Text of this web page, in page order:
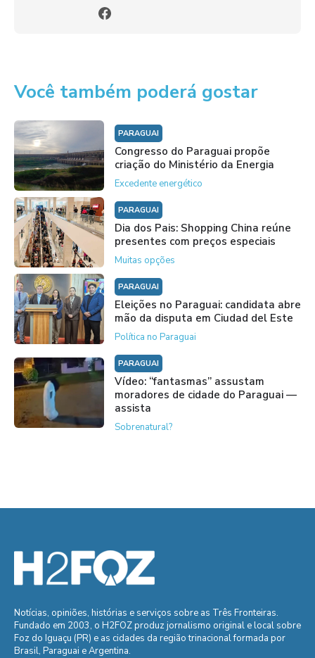
Você também poderá gostar
PARAGUAI
Congresso do Paraguai propõe
criação do Ministério da Energia
Excedente energético
PARAGUAI
Dia dos Pais: Shopping China reúne
presentes com preços especiais
Muitas opções
PARAGUAI
Eleições no Paraguai: candidata abre
mão da disputa em Ciudad del Este
Política no Paraguai
PARAGUAI
Vídeo: “fantasmas” assustam
moradores de cidade do Paraguai —
assista
Sobrenatural?
Notícias, opiniões, histórias e serviços sobre as Três Fronteiras.
Fundado em 2003, o H2FOZ produz jornalismo original e local sobre
Foz do Iguaçu (PR) e as cidades da região trinacional formada por
Brasil, Paraguai e Argentina.